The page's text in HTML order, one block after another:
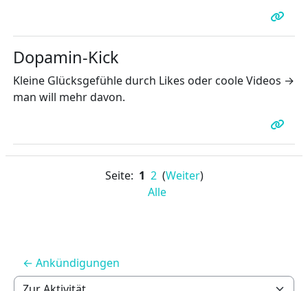
Dopamin-Kick
Kleine Glücksgefühle durch Likes oder coole Videos →
man will mehr davon.
Seite: 1 2(Weiter)
Alle
← Ankündigungen